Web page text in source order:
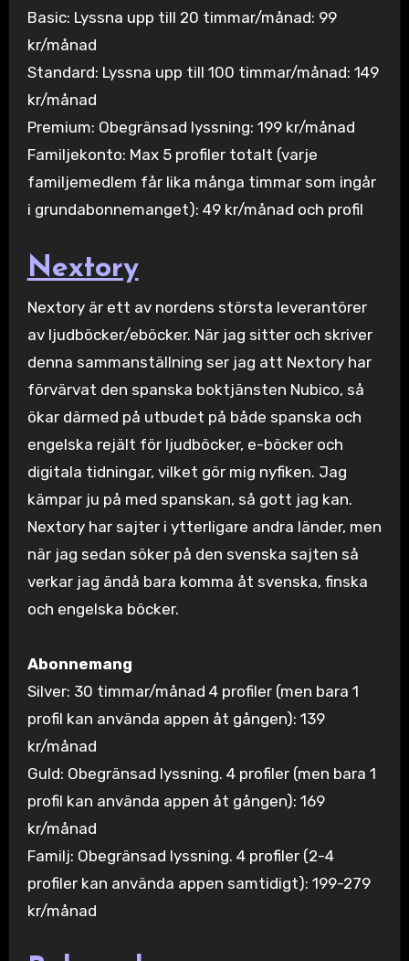
Basic: Lyssna upp till 20 timmar/månad: 99
kr/månad
Standard: Lyssna upp till 100 timmar/månad: 149
kr/månad
Premium: Obegränsad lyssning: 199 kr/månad
Familjekonto: Max 5 profiler totalt (varje
familjemedlem får lika många timmar som ingår
i grundabonnemanget): 49 kr/månad och profil
Nextory
Nextory är ett av nordens största leverantörer
av ljudböcker/eböcker. När jag sitter och skriver
denna sammanställning ser jag att Nextory har
förvärvat den spanska boktjänsten Nubico, så
ökar därmed på utbudet på både spanska och
engelska rejält för ljudböcker, e-böcker och
digitala tidningar, vilket gör mig nyfiken. Jag
kämpar ju på med spanskan, så gott jag kan.
Nextory har sajter i ytterligare andra länder, men
när jag sedan söker på den svenska sajten så
verkar jag ändå bara komma åt svenska, finska
och engelska böcker.
Abonnemang
Silver: 30 timmar/månad 4 profiler (men bara 1
profil kan använda appen åt gången): 139
kr/månad
Guld: Obegränsad lyssning. 4 profiler (men bara 1
profil kan använda appen åt gången): 169
kr/månad
Familj: Obegränsad lyssning. 4 profiler (2-4
profiler kan använda appen samtidigt): 199-279
kr/månad